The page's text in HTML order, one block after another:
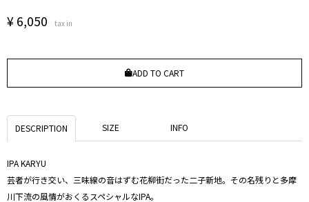
¥6,050 tax in
ADD TO CART
DESCRIPTION SIZE INFO
IPA KARYU
芸者が行き交い、三味線の音はずむ花柳街だった二子新地。その名残りと多摩
川下流の風情がおくるスペシャルなIPA。